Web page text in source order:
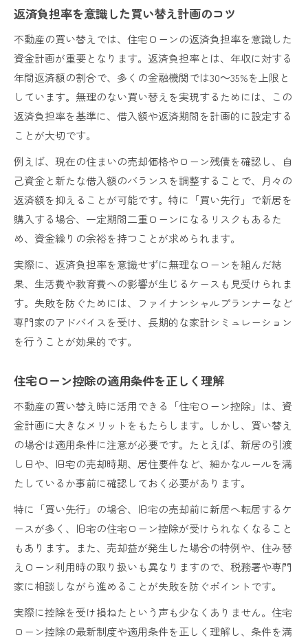
返済負担率を意識した買い替え計画のコツ
不動産の買い替えでは、住宅ローンの返済負担率を意識した
資金計画が重要となります。返済負担率とは、年収に対する
年間返済額の割合で、多くの金融機関では30～35%を上限と
しています。無理のない買い替えを実現するためには、この
返済負担率を基準に、借入額や返済期間を計画的に設定する
ことが大切です。
例えば、現在の住まいの売却価格やローン残債を確認し、自
己資金と新たな借入額のバランスを調整することで、月々の
返済額を抑えることが可能です。特に「買い先行」で新居を
購入する場合、一定期間二重ローンになるリスクもあるた
め、資金繰りの余裕を持つことが求められます。
実際に、返済負担率を意識せずに無理なローンを組んだ結
果、生活費や教育費への影響が生じるケースも見受けられま
す。失敗を防ぐためには、ファイナンシャルプランナーなど
専門家のアドバイスを受け、長期的な家計シミュレーション
を行うことが効果的です。
住宅ローン控除の適用条件を正しく理解
不動産の買い替え時に活用できる「住宅ローン控除」は、資
金計画に大きなメリットをもたらします。しかし、買い替え
の場合は適用条件に注意が必要です。たとえば、新居の引渡
し日や、旧宅の売却時期、居住要件など、細かなルールを満
たしているか事前に確認しておく必要があります。
特に「買い先行」の場合、旧宅の売却前に新居へ転居するケ
ースが多く、旧宅の住宅ローン控除が受けられなくなること
もあります。また、売却益が発生した場合の特例や、住み替
えローン利用時の取り扱いも異なりますので、税務署や専門
家に相談しながら進めることが失敗を防ぐポイントです。
実際に控除を受け損ねたという声も少なくありません。住宅
ローン控除の最新制度や適用条件を正しく理解し、条件を満